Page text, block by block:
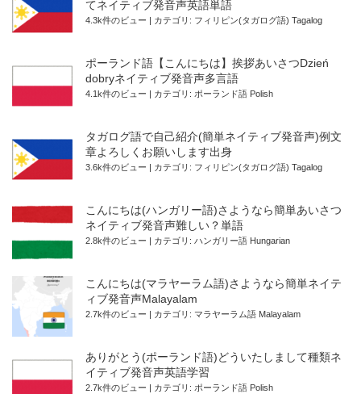
てネイティブ発音声英語単語
4.3k件のビュー カテゴリ: フィリピン(タガログ語) Tagalog
ポーランド語【こんにちは】挨拶あいさつDzień
dobryネイティブ発音声多言語
4.1k件のビュー カテゴリ: ポーランド語 Polish
タガログ語で自己紹介(簡単ネイティブ発音声)例文
章よろしくお願いします出身
3.6k件のビュー カテゴリ: フィリピン(タガログ語) Tagalog
こんにちは(ハンガリー語)さようなら簡単あいさつ
ネイティブ発音声難しい？単語
2.8k件のビュー カテゴリ: ハンガリー語 Hungarian
こんにちは(マラヤーラム語)さようなら簡単ネイテ
ィブ発音声Malayalam
2.7k件のビュー カテゴリ: マラヤーラム語 Malayalam
ありがとう(ポーランド語)どういたしまして種類ネ
イティブ発音声英語学習
2.7k件のビュー カテゴリ: ポーランド語 Polish